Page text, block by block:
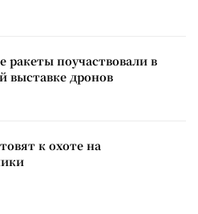
ракеты поучаствовали в
выставке дронов
к охоте на